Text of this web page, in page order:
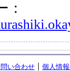
：
い合わせ
個人情